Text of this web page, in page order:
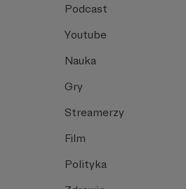
Podcast
Youtube
Nauka
Gry
Streamerzy
Film
Polityka